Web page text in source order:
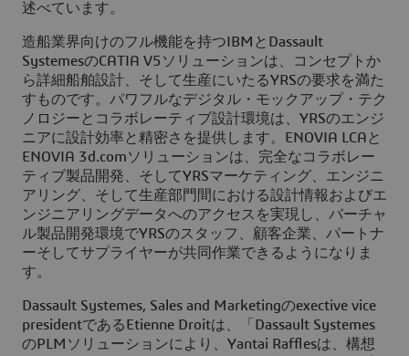
述べています。
造船業界向けのフル機能を持つIBMとDassault
SystemesのCATIA V5ソリューションは、コンセプトか
ら詳細船舶設計、そして生産にいたるYRSの要求を満た
すものです。パワフルなデジタル・モックアップ・テク
ノロジーとコラボレーティブ設計環境は、YRSのエンジ
ニアに設計効率と精密さを提供します。ENOVIA LCAと
ENOVIA 3d.comソリューションは、完全なコラボレー
ティブ製品開発、そしてYRSマーケティング、エンジニ
アリング、そして生産部門間における設計情報およびエ
ンジニアリングデータへのアクセスを実現し、バーチャ
ル製品開発環境でYRSのスタッフ、顧客企業、パートナ
ーそしてサプライヤーが共同作業できるようになりま
す。
Dassault Systemes, Sales and Marketingのexective vice
presidentであるEtienne Droitは、「Dassault Systemes
のPLMソリューションにより、Yantai Rafflesは、構想